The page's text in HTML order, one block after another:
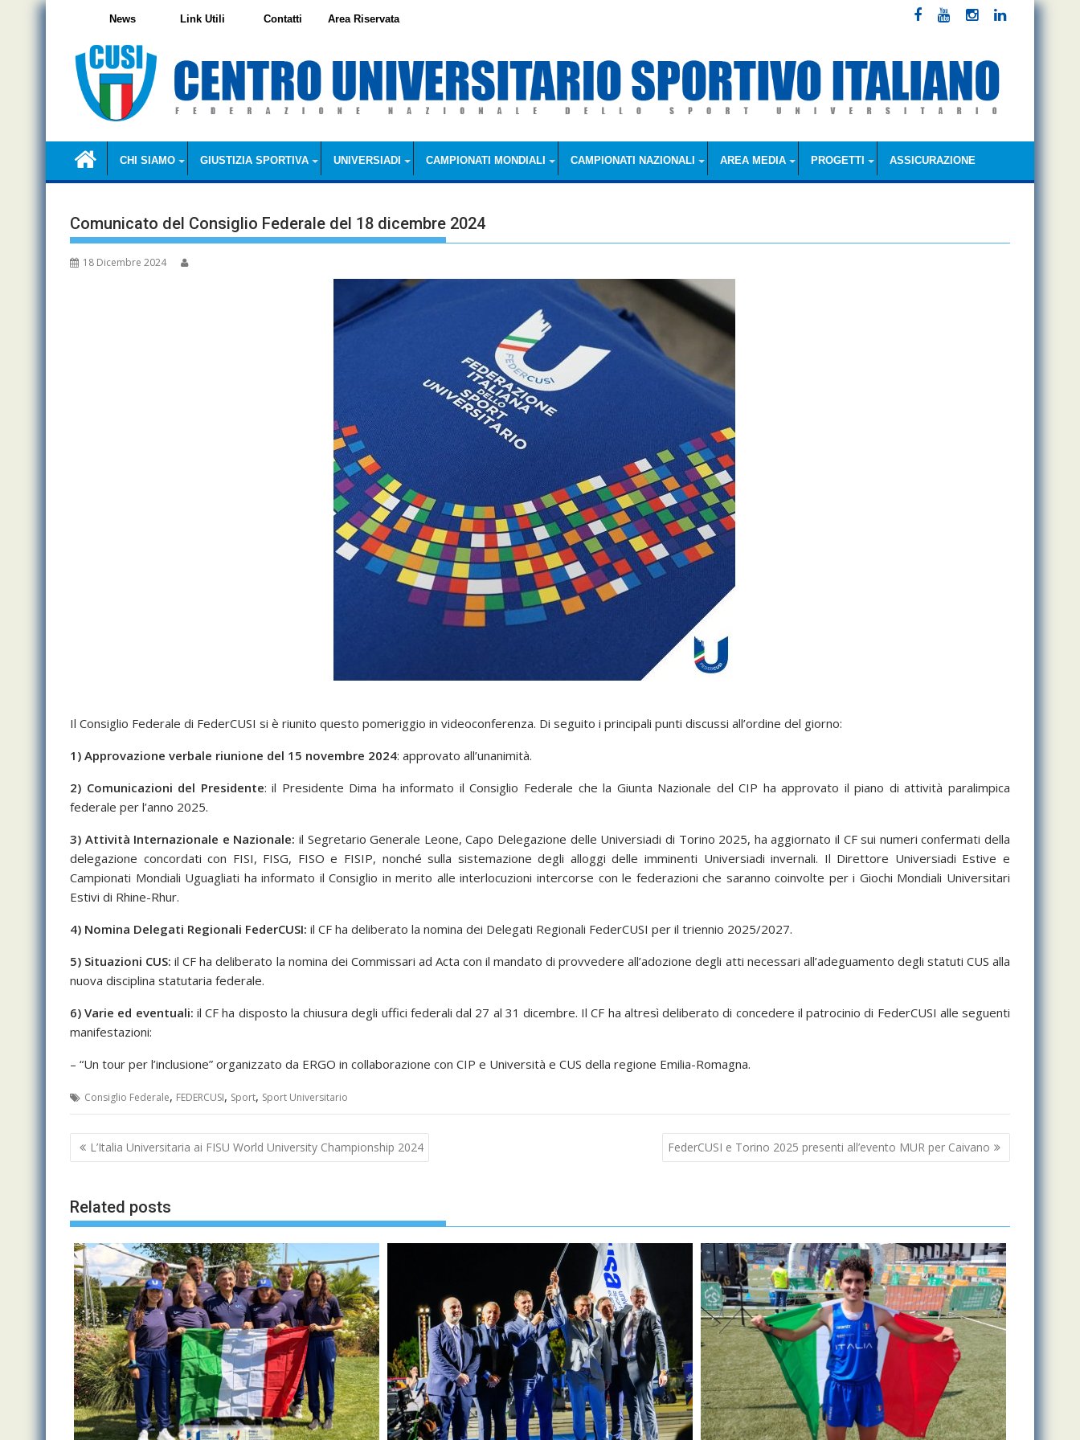
Skip
CHI SIAMO GIUSTIZIA SPORTIVA UNIVERSIADI CAMPIONATI MONDIALI CAMPIONATI NAZIONALI AREA MEDIA PROGETTI ASSICURAZIONE
News Link Utili Contatti Area Riservata
Comunicato del Consiglio Federale del 18 dicembre 2024
18 Dicembre 2024
Il Consiglio Federale di FederCUSI si è riunito questo pomeriggio in videoconferenza. Di seguito i principali punti discussi all’ordine del giorno:
1) Approvazione verbale riunione del 15 novembre 2024: approvato all’unanimità.
2) Comunicazioni del Presidente: il Presidente Dima ha informato il Consiglio Federale che la Giunta Nazionale del CIP ha approvato il piano di attività paralimpica
federale per l’anno 2025.
3) Attività Internazionale e Nazionale:il Segretario Generale Leone, Capo Delegazione delle Universiadi di Torino 2025, ha aggiornato il CF sui numeri confermati della
delegazione concordati con FISI, FISG, FISO e FISIP, nonché sulla sistemazione degli alloggi delle imminenti Universiadi invernali. Il Direttore Universiadi Estive e
Campionati Mondiali Uguagliati ha informato il Consiglio in merito alle interlocuzioni intercorse con le federazioni che saranno coinvolte per i Giochi Mondiali Universitari
Estivi di Rhine-Rhur.
4) Nomina Delegati Regionali FederCUSI: il CF ha deliberato la nomina dei Delegati Regionali FederCUSI per il triennio 2025/2027.
5) Situazioni CUS:il CF ha deliberato la nomina dei Commissari ad Acta con il mandato di provvedere all’adozione degli atti necessari all’adeguamento degli statuti CUS alla
nuova disciplina statutaria federale.
6) Varie ed eventuali: il CF ha disposto la chiusura degli uffici federali dal 27 al 31 dicembre. Il CF ha altresì deliberato di concedere il patrocinio di FederCUSI alle seguenti
manifestazioni:
– “Un tour per l’inclusione” organizzato da ERGO in collaborazione con CIP e Università e CUS della regione Emilia-Romagna.
Consiglio Federale, FEDERCUSI, Sport, Sport Universitario
Navigazione
articoli
L’Italia Universitaria ai FISU World University Championship 2024 FederCUSI e Torino 2025 presenti all’evento MUR per Caivano
Related posts